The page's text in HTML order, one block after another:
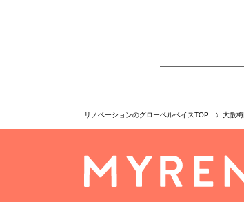
リノベーションのグローベルベイスTOP 大阪